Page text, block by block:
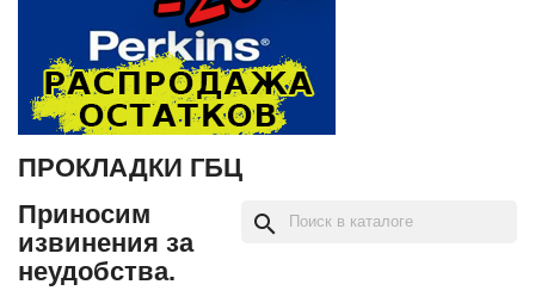
ПРОКЛАДКИ ГБЦ
Приносим
извинения за
неудобства.
search